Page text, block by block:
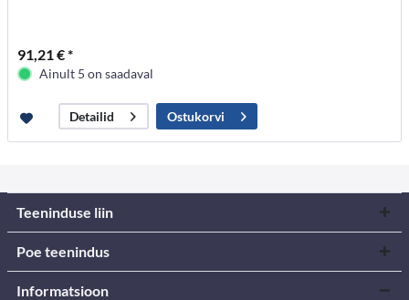
91,21 € *
Ainult 5 on saadaval
Detailid Ostukorvi
Teeninduse liin
Poe teenindus
Informatsioon